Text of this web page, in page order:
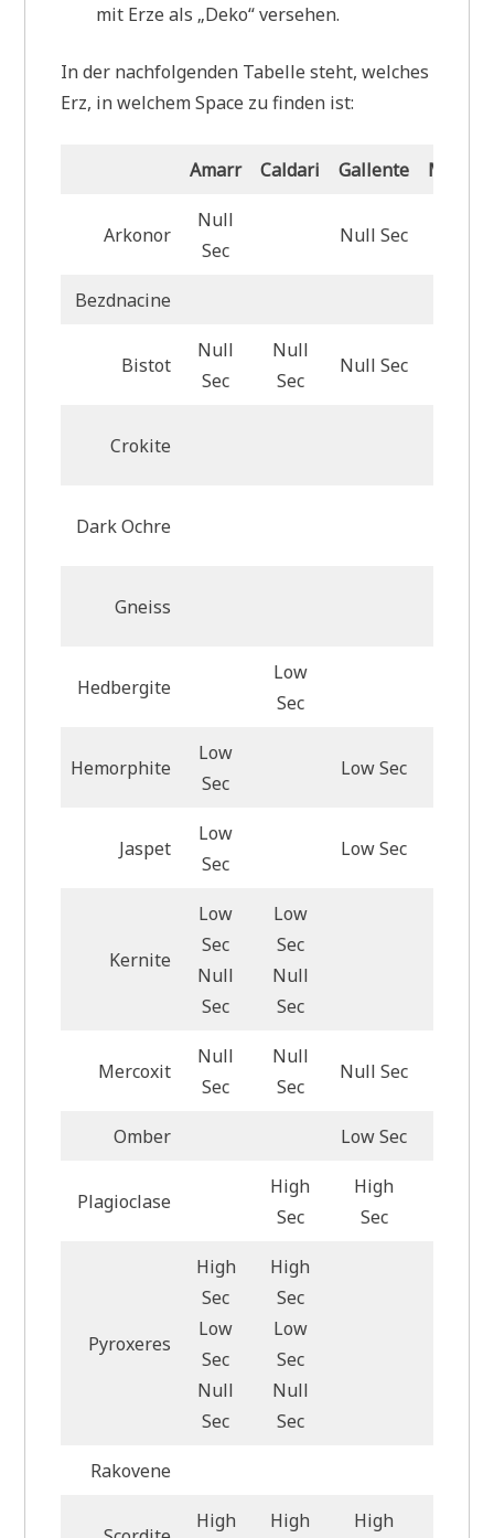
mit Erze als „Deko“ versehen.
In der nachfolgenden Tabelle steht, welches
Erz, in welchem Space zu finden ist:
Amarr Caldari Gallente
Arkonor
Null
Sec
Null Sec
Bezdnacine
Bistot
Null
Sec
Null
Sec
Null Sec
Crokite
Dark Ochre
Gneiss
Hedbergite
Low
Sec
Hemorphite
Low
Sec
Low Sec
Jaspet
Low
Sec
Low Sec
Kernite
Low
Sec
Null
Sec
Low
Sec
Null
Sec
Mercoxit
Null
Sec
Null
Sec
Null Sec
Omber Low Sec
Plagioclase
High
Sec
High
Sec
Pyroxeres
High
Sec
Low
Sec
Null
Sec
High
Sec
Low
Sec
Null
Sec
Rakovene
High High High